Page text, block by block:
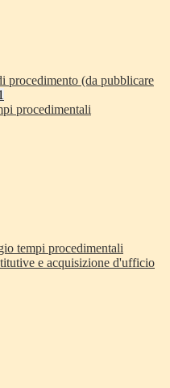
procedimento (da pubblicare
procedimentali
tempi procedimentali
e acquisizione d'ufficio